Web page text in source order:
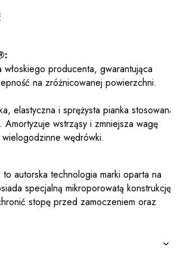
włoskiego producenta, gwarantująca
na zróżnicowanej powierzchni.
elastyczna i sprężysta pianka stosowana
Amortyzuje wstrząsy i zmniejsza wagę
wędrówki.
autorska technologia marki oparta na
specjalną mikroporowatą konstrukcję,
stopę przed zamoczeniem oraz